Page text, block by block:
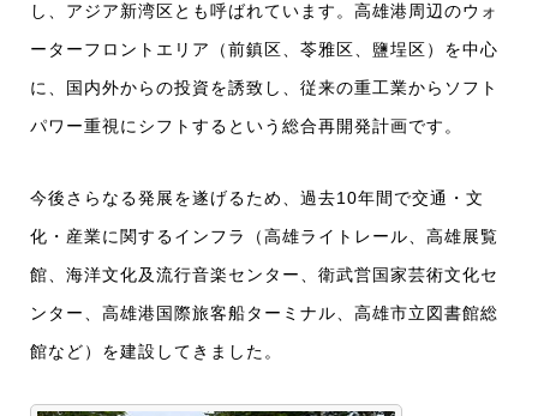
し、アジア新湾区とも呼ばれています。高雄港周辺のウォ
ーターフロントエリア（前鎮区、苓雅区、鹽埕区）を中心
に、国内外からの投資を誘致し、従来の重工業からソフト
パワー重視にシフトするという総合再開発計画です。
今後さらなる発展を遂げるため、過去10年間で交通・文
化・産業に関するインフラ（高雄ライトレール、高雄展覧
館、海洋文化及流行音楽センター、衛武営国家芸術文化セ
ンター、高雄港国際旅客船ターミナル、高雄市立図書館総
館など）を建設してきました。